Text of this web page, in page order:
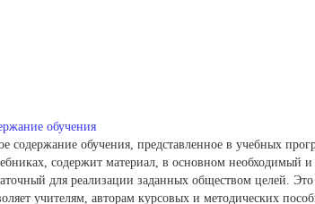
обучения
содержание обучения, представленное в учебных
содержит материал, в основном необходимый и
для реализации заданных обществом целей. Это
учителям, авторам курсовых и методических